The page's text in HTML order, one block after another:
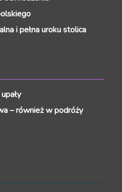
i pełna uroku stolica
– również w podróży